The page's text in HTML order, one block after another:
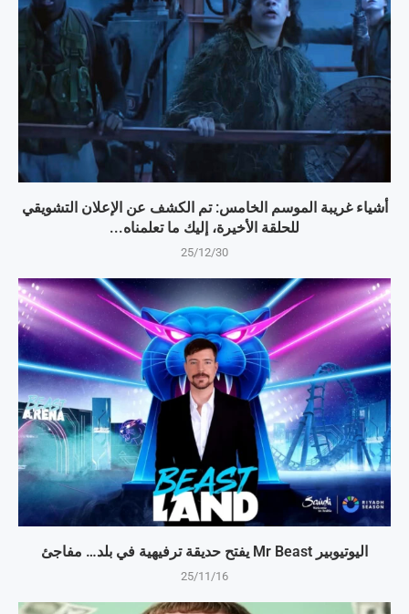
أشياء غريبة الموسم الخامس: تم الكشف عن الإعلان التشويقي
للحلقة الأخيرة، إليك ما تعلمناه...
25/12/30
اليوتيوبير Mr Beast يفتح حديقة ترفيهية في بلد… مفاجئ
25/11/16